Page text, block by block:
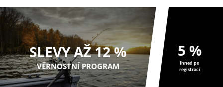
SLEVY AŽ 12 %
VĚRNOSTNÍ PROGRAM
5 %
ihned po
registraci